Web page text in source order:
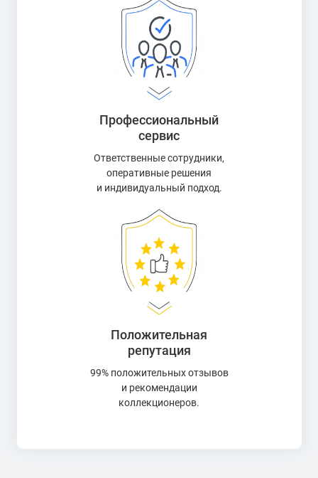
Профессиональный
сервис
Ответственные сотрудники,
оперативные решения
и индивидуальный подход.
Положительная
репутация
99% положительных отзывов
и рекомендации
коллекционеров.